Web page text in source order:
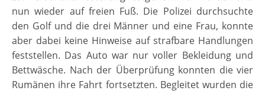
nun wieder auf freien Fuß. Die Polizei durchsuchte
den Golf und die drei Männer und eine Frau, konnte
aber dabei keine Hinweise auf strafbare Handlungen
feststellen. Das Auto war nur voller Bekleidung und
Bettwäsche. Nach der Überprüfung konnten die vier
Rumänen ihre Fahrt fortsetzten. Begleitet wurden die